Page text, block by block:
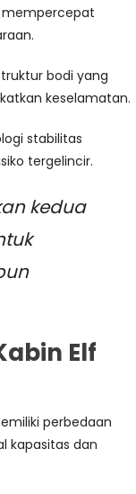
mempercepat
bodi yang
keselamatan.
stabilitas
tergelincir.
kedua
Elf
perbedaan
kapasitas dan